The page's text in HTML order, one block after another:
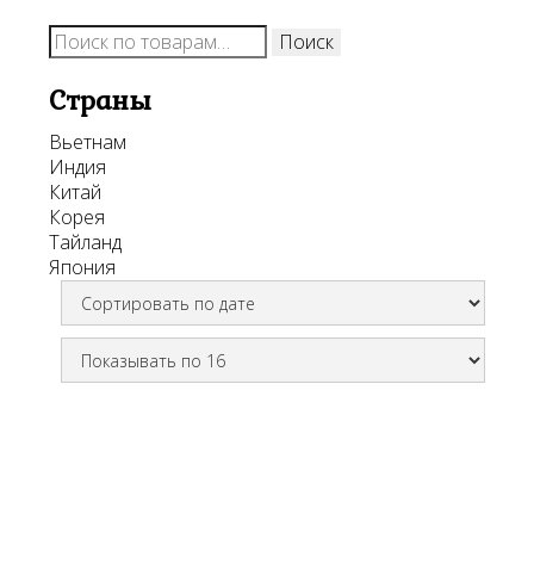
Искать: Поиск
Страны
Вьетнам
Индия
Китай
Корея
Тайланд
Япония